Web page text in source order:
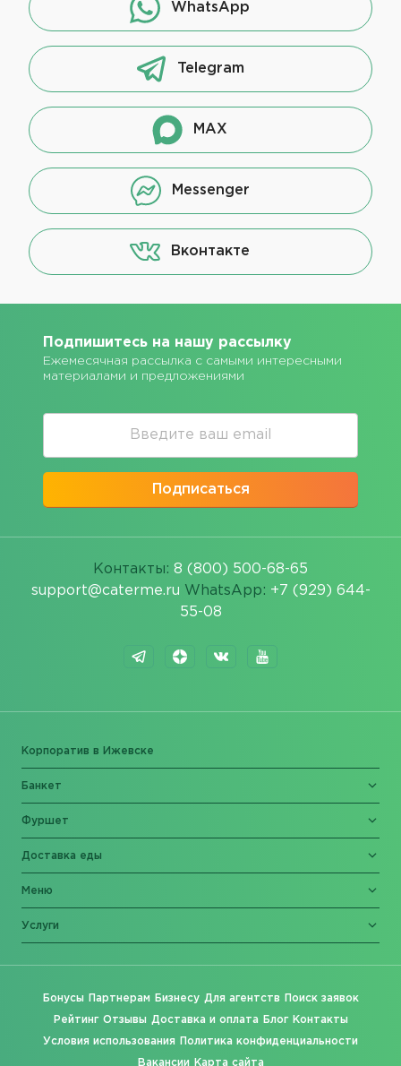
WhatsApp
Telegram
MAX
Messenger
Вконтакте
Подпишитесь на нашу рассылку
Ежемесячная рассылка с самыми интересными
материалами и предложениями
Подписаться
Контакты: 8 (800) 500-68-65
support@caterme.ru WhatsApp: +7 (929) 644-
55-08
Корпоратив в Ижевске
Банкет
Фуршет
Доставка еды
Меню
Услуги
Бонусы Партнерам Бизнесу Для агентств Поиск заявок
Рейтинг Отзывы Доставка и оплата Блог Контакты
Условия использования Политика конфиденциальности
Вакансии Карта сайта